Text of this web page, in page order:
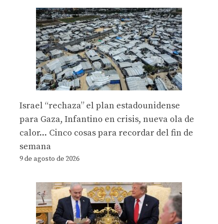
Israel “rechaza” el plan estadounidense
para Gaza, Infantino en crisis, nueva ola de
calor… Cinco cosas para recordar del fin de
semana
9 de agosto de 2026